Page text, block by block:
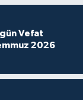
Vefat
2026